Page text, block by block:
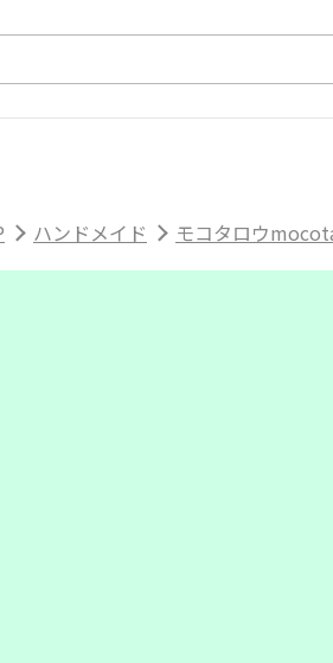
ハンドメイド モコタロウ